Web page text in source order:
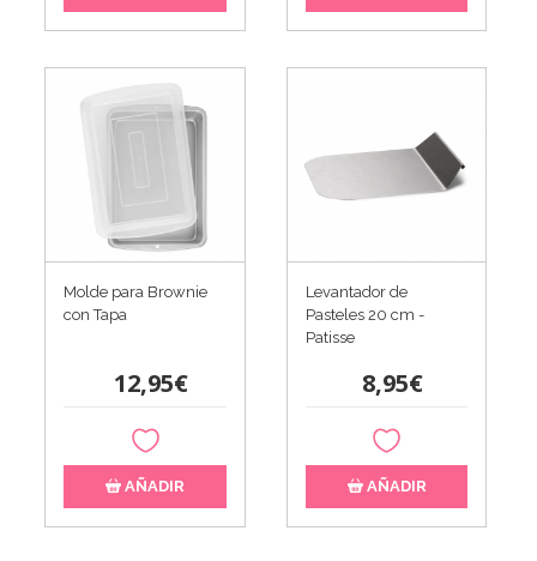
Molde para Brownie
con Tapa
12,95€
AÑADIR
Levantador de
Pasteles 20 cm -
Patisse
8,95€
AÑADIR